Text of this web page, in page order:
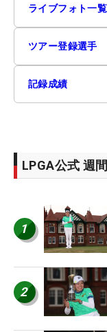
ライブフォト一覧
ツアー登録選手
記録成績
LPGA公式 週
1
2